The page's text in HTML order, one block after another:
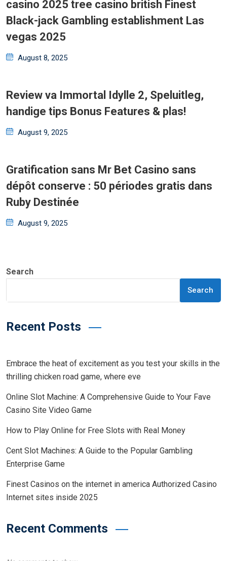
casino 2025 tree casino british Finest
Black-jack Gambling establishment Las
vegas 2025
Posted
August 8, 2025
Review va Immortal Idylle 2, Speluitleg,
handige tips Bonus Features & plas!
Posted
August 9, 2025
Gratification sans Mr Bet Casino sans
dépôt conserve : 50 périodes gratis dans
Ruby Destinée
Posted
August 9, 2025
Search
Search
Recent Posts
Embrace the heat of excitement as you test your skills in the
thrilling chicken road game, where eve
Online Slot Machine: A Comprehensive Guide to Your Fave
Casino Site Video Game
How to Play Online for Free Slots with Real Money
Cent Slot Machines: A Guide to the Popular Gambling
Enterprise Game
Finest Casinos on the internet in america Authorized Casino
Internet sites inside 2025
Recent Comments